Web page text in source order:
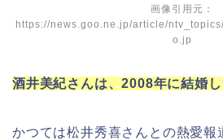
画像引用元：
https://news.goo.ne.jp/article/
o.jp
酒井美紀さんは、2008年に結婚し
かつては松井秀喜さんとの熱愛報